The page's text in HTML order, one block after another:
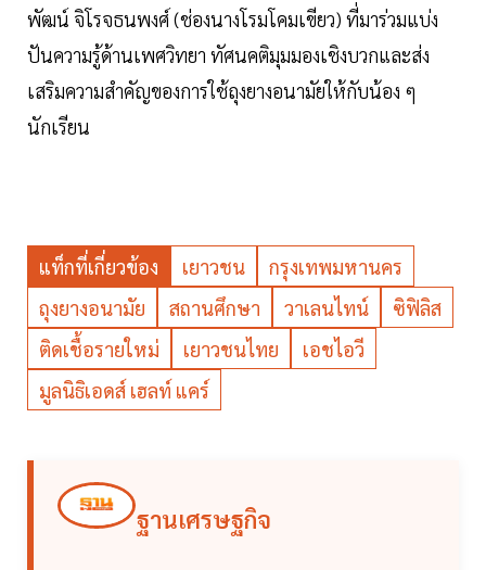
พัฒน์ จิโรจธนพงศ์ (ช่องนางโรมโคมเขียว) ที่มาร่วมแบ่ง
ปันความรู้ด้านเพศวิทยา ทัศนคติมุมมองเชิงบวกและส่ง
เสริมความสำคัญของการใช้ถุงยางอนามัยให้กับน้อง ๆ
นักเรียน
แท็กที่เกี่ยวข้อง เยาวชน
กรุงเทพมหานคร
ถุงยางอนามัย
สถานศึกษา วาเลนไทน์
ซิฟิลิส
ติดเชื้อรายใหม่
เยาวชนไทย
เอชไอวี
มูลนิธิเอดส์ เฮลท์ แคร์
ฐานเศรษฐกิจ